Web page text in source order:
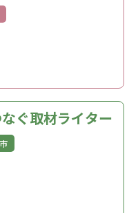
ぐ取材ライター